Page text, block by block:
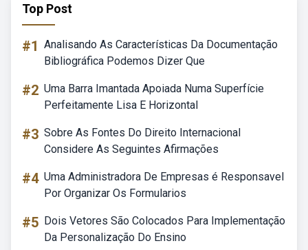
Top Post
#1 Analisando As Características Da Documentação
Bibliográfica Podemos Dizer Que
#2 Uma Barra Imantada Apoiada Numa Superfície
Perfeitamente Lisa E Horizontal
#3 Sobre As Fontes Do Direito Internacional
Considere As Seguintes Afirmações
#4 Uma Administradora De Empresas é Responsavel
Por Organizar Os Formularios
#5 Dois Vetores São Colocados Para Implementação
Da Personalização Do Ensino